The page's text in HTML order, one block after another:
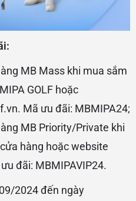
MB Mass khi mua sắm
GOLF hoặc
. Mã ưu đãi: MBMIPA24;
MB Priority/Private khi
hàng hoặc website
đãi: MBMIPAVIP24.
2024 đến ngày